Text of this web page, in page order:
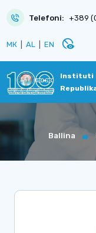
Telefoni: +389
МК AL EN disabled_visible
Instituti
Ballina